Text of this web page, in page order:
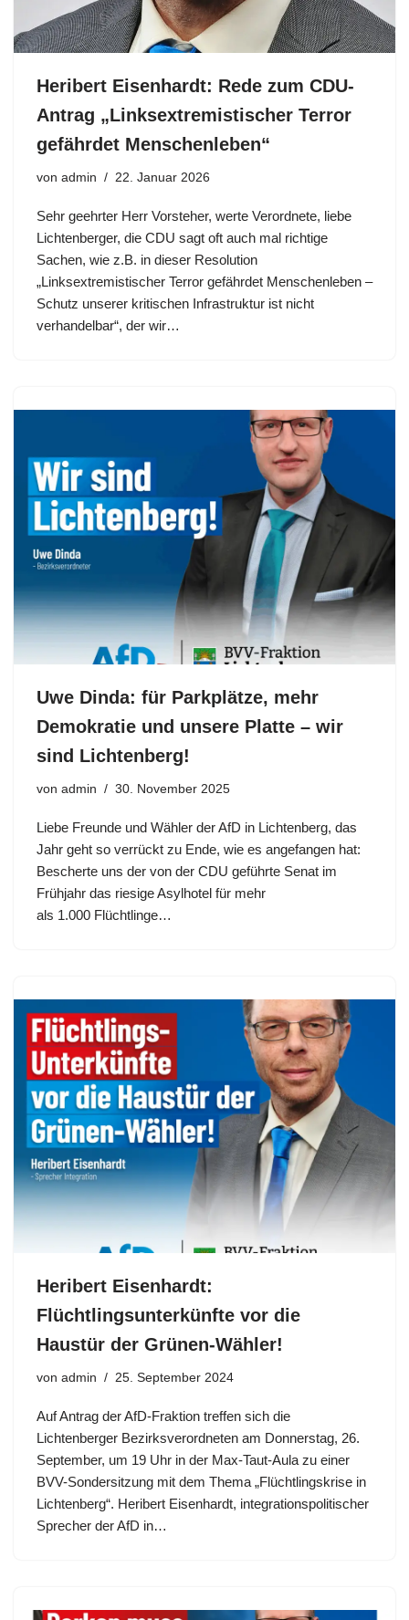
Heribert Eisenhardt: Rede zum CDU-
Antrag „Linksextremistischer Terror
gefährdet Menschenleben“
von admin 22. Januar 2026
Sehr geehrter Herr Vorsteher, werte Verordnete, liebe
Lichtenberger, die CDU sagt oft auch mal richtige
Sachen, wie z.B. in dieser Resolution
„Linksextremistischer Terror gefährdet Menschenleben –
Schutz unserer kritischen Infrastruktur ist nicht
verhandelbar“, der wir…
Uwe Dinda: für Parkplätze, mehr
Demokratie und unsere Platte – wir
sind Lichtenberg!
von admin 30. November 2025
Liebe Freunde und Wähler der AfD in Lichtenberg, das
Jahr geht so verrückt zu Ende, wie es angefangen hat:
Bescherte uns der von der CDU geführte Senat im
Frühjahr das riesige Asylhotel für mehr
als 1.000 Flüchtlinge…
Heribert Eisenhardt:
Flüchtlingsunterkünfte vor die
Haustür der Grünen-Wähler!
von admin 25. September 2024
Auf Antrag der AfD-Fraktion treffen sich die
Lichtenberger Bezirksverordneten am Donnerstag, 26.
September, um 19 Uhr in der Max-Taut-Aula zu einer
BVV-Sondersitzung mit dem Thema „Flüchtlingskrise in
Lichtenberg“. Heribert Eisenhardt, integrationspolitischer
Sprecher der AfD in…